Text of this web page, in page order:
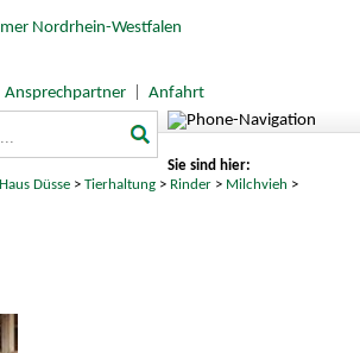
Ansprechpartner| Anfahrt
Sie sind hier:
Haus Düsse >Tierhaltung > Rinder > Milchvieh >